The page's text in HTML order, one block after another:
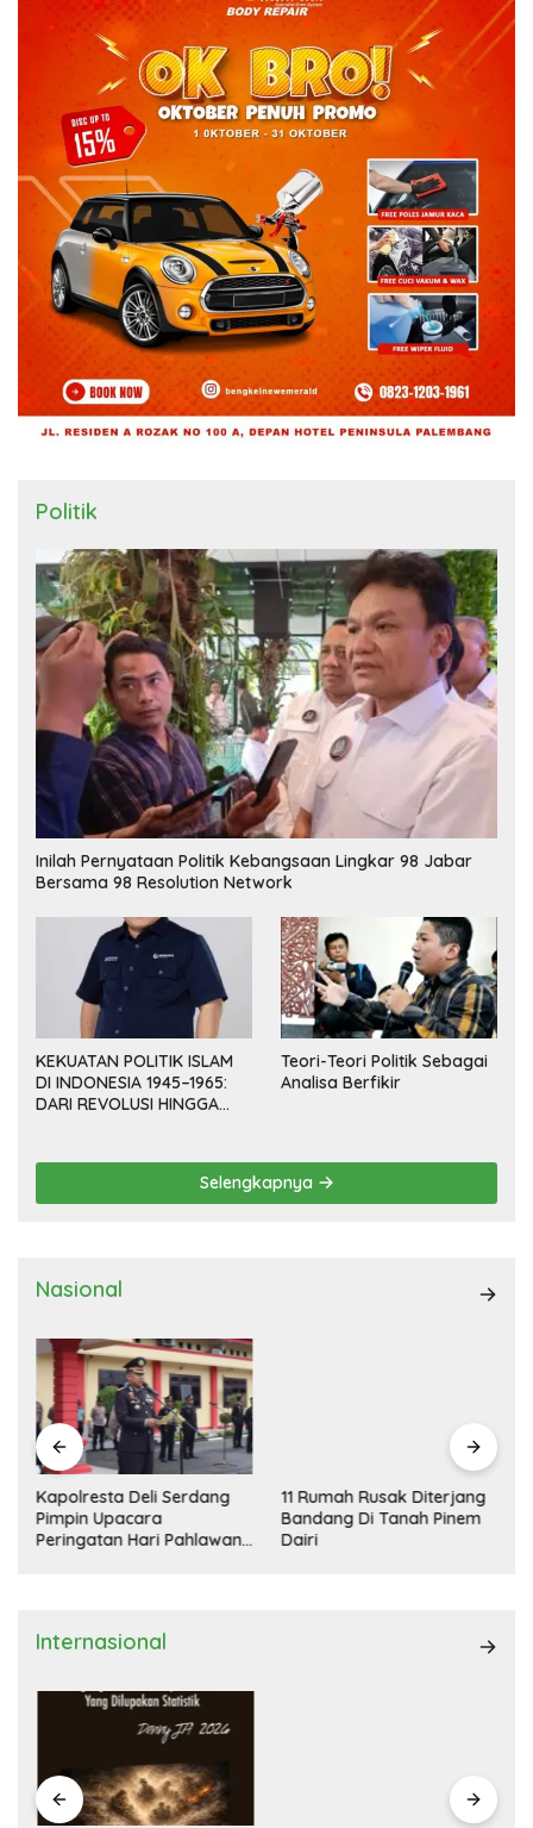
Politik
Inilah Pernyataan Politik Kebangsaan Lingkar 98 Jabar
Bersama 98 Resolution Network
KEKUATAN POLITIK ISLAM
DI INDONESIA 1945–1965:
DARI REVOLUSI HINGGA
Teori-Teori Politik Sebagai
Analisa Berfikir
Selengkapnya
Nasional
Kapolresta Deli Serdang
Pimpin Upacara
Peringatan Hari Pahlawan
11 Rumah Rusak Diterjang
Bandang Di Tanah Pinem
Dairi
Internasional